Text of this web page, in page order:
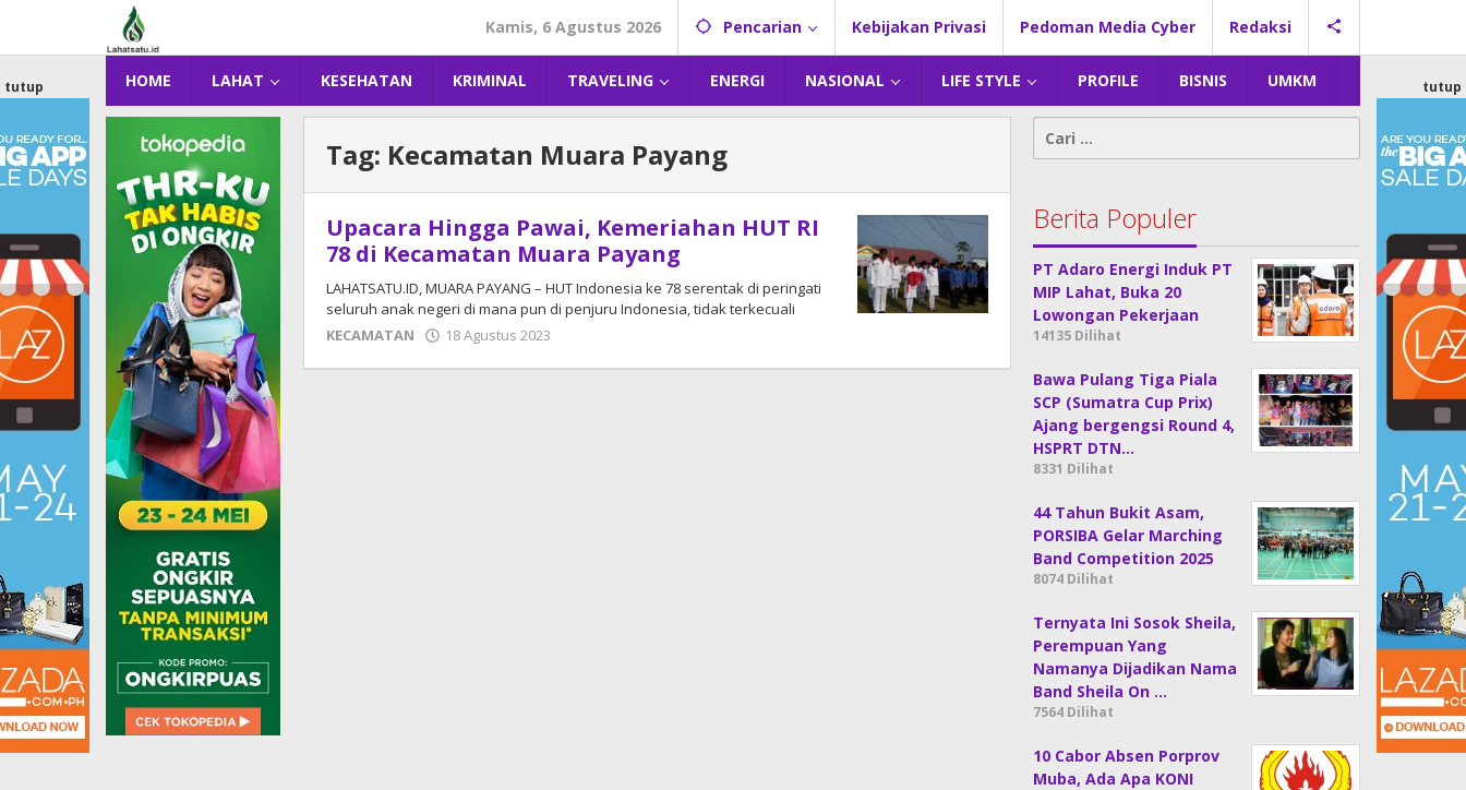
konten
Kamis, 6 Agustus 2026 Pencarian Kebijakan Privasi Pedoman Media Cyber Redaksi
HOME LAHAT KESEHATAN KRIMINAL TRAVELING ENERGI NASIONAL LIFE STYLE PROFILE BISNIS UMKM
tutup tutup
Tag: Kecamatan Muara Payang
Upacara Hingga Pawai, Kemeriahan HUT RI
78 di Kecamatan Muara Payang
LAHATSATU.ID, MUARA PAYANG – HUT Indonesia ke 78 serentak di peringati
seluruh anak negeri di mana pun di penjuru Indonesia, tidak terkecuali
KECAMATAN
18 Agustus 2023
Cari
untuk:
Berita Populer
PT Adaro Energi Induk PT
MIP Lahat, Buka 20
Lowongan Pekerjaan
14135 Dilihat
Bawa Pulang Tiga Piala
SCP (Sumatra Cup Prix)
Ajang bergengsi Round 4,
HSPRT DTN…
8331 Dilihat
44 Tahun Bukit Asam,
PORSIBA Gelar Marching
Band Competition 2025
8074 Dilihat
Ternyata Ini Sosok Sheila,
Perempuan Yang
Namanya Dijadikan Nama
Band Sheila On …
7564 Dilihat
10 Cabor Absen Porprov
Muba, Ada Apa KONI